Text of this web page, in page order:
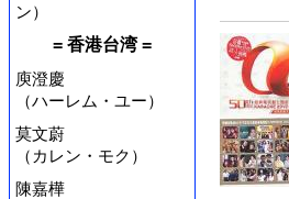
ン）
= 香港台湾 =
庾澄慶
（ハーレム・ユー）
莫文蔚
（カレン・モク）
陳嘉樺